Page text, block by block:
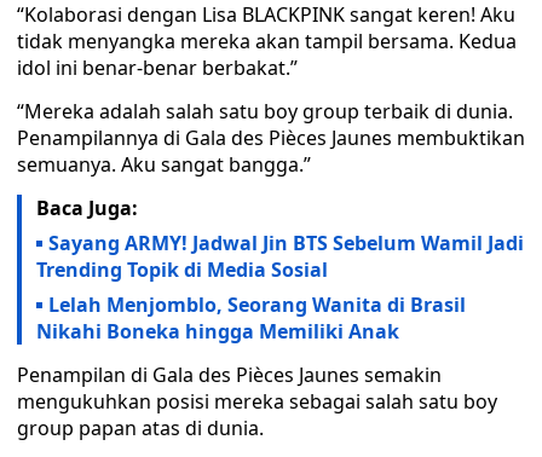
“Kolaborasi dengan Lisa BLACKPINK sangat keren! Aku
tidak menyangka mereka akan tampil bersama. Kedua
idol ini benar-benar berbakat.”
“Mereka adalah salah satu boy group terbaik di dunia.
Penampilannya di Gala des Pièces Jaunes membuktikan
semuanya. Aku sangat bangga.”
Baca Juga:
Sayang ARMY! Jadwal Jin BTS Sebelum Wamil Jadi
Trending Topik di Media Sosial
Lelah Menjomblo, Seorang Wanita di Brasil
Nikahi Boneka hingga Memiliki Anak
Penampilan di Gala des Pièces Jaunes semakin
mengukuhkan posisi mereka sebagai salah satu boy
group papan atas di dunia.